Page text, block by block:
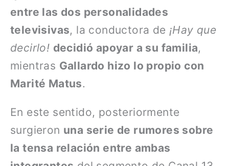
entre las dos personalidades
televisivas, la conductora de ¡Hay que
decirlo! decidió apoyar a su familia,
mientras Gallardo hizo lo propio con
Marité Matus.
En este sentido, posteriormente
surgieron una serie de rumores sobre
la tensa relación entre ambas